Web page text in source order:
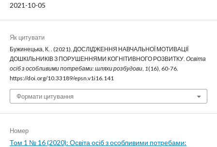
2021-10-05
Як цитувати
Бужинецька, К. . (2021). ДОСЛІДЖЕННЯ НАВЧАЛЬНОЇ МОТИВАЦІЇ
ДОШКІЛЬНИКІВ З ПОРУШЕННЯМИ КОГНІТИВНОГО РОЗВИТКУ. Освіта
осіб з особливими потребами: шляхи розбудови 1(16), 60-76.
https://doi.org/10.33189/epsn.v1i16.141
Формати цитування
Номер
Том 1 № 16 (2020): Освіта осіб з особливими потребами: